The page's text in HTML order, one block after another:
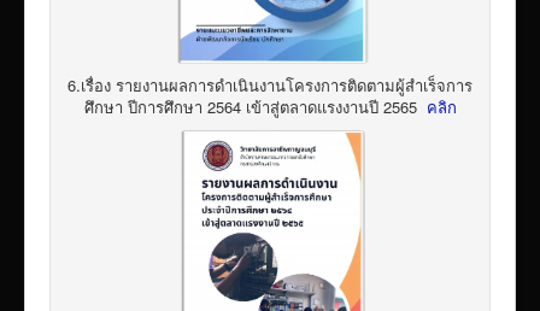
6.เรื่อง รายงานผลการดำเนินงานโครงการติดตามผู้สำเร็จการ
ศึกษา ปีการศึกษา 2564 เข้าสู่ตลาดแรงงานปี 2565 คลิก